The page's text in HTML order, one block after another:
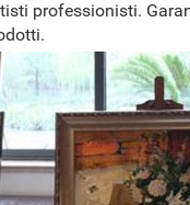
professionisti.